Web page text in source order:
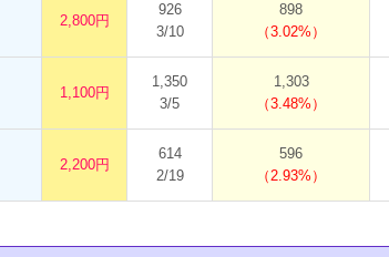
2,800円
926
3/10
898
3.02%
1,100円
1,350
3/5
1,303
3.48%
2,200円
614
2/19
596
2.93%